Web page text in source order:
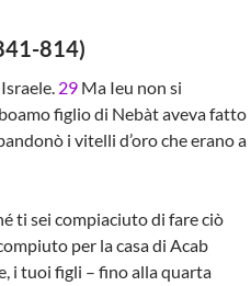
814)
29 Ma Ieu non si
figlio di Nebàt aveva fatto
i vitelli d’oro che erano a
ti sei compiaciuto di fare ciò
per la casa di Acab
i tuoi figli – fino alla quarta